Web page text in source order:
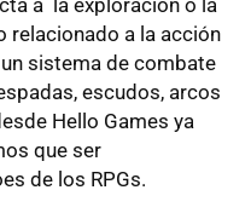
a la exploración o la
relacionado a la acción
sistema de combate
escudos, arcos
Hello Games ya
que ser
de los RPGs.